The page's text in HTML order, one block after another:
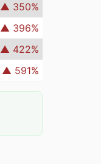
▲ 350%
▲ 396%
▲ 422%
▲ 591%